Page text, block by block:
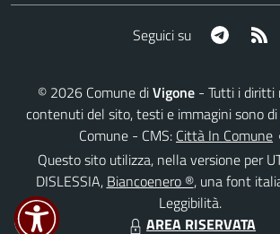
Seguici su Telegram
© 2026 Comune diVigone - Tutti i diritti
contenuti del sito, testi e immagini sono
Comune - CMS: Città In Comune
Questo sito utilizza, nella versione per
DISLESSIA, Biancoenero ®, una font
Leggibilità.
AREA RISERVATA